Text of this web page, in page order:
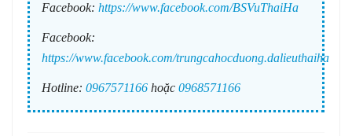
Facebook: https://www.facebook.com/BSVuThaiHa
Facebook:
https://www.facebook.com/trungcahocduong.dalieuthaiha
Hotline: 0967571166 hoặc 0968571166